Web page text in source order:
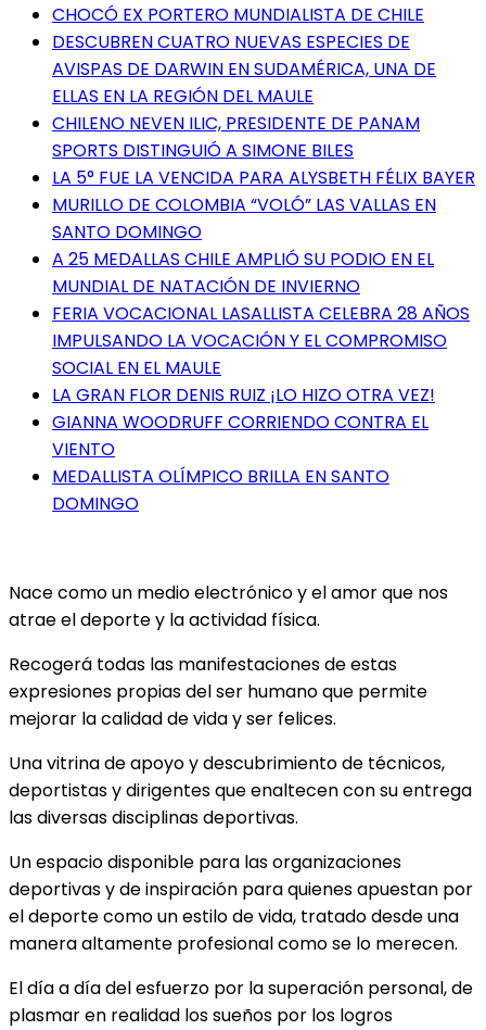
CHOCÓ EX PORTERO MUNDIALISTA DE CHILE
DESCUBREN CUATRO NUEVAS ESPECIES DE
AVISPAS DE DARWIN EN SUDAMÉRICA, UNA DE
ELLAS EN LA REGIÓN DEL MAULE
CHILENO NEVEN ILIC, PRESIDENTE DE PANAM
SPORTS DISTINGUIÓ A SIMONE BILES
LA 5° FUE LA VENCIDA PARA ALYSBETH FÉLIX BAYER
MURILLO DE COLOMBIA “VOLÓ” LAS VALLAS EN
SANTO DOMINGO
A 25 MEDALLAS CHILE AMPLIÓ SU PODIO EN EL
MUNDIAL DE NATACIÓN DE INVIERNO
FERIA VOCACIONAL LASALLISTA CELEBRA 28 AÑOS
IMPULSANDO LA VOCACIÓN Y EL COMPROMISO
SOCIAL EN EL MAULE
LA GRAN FLOR DENIS RUIZ ¡LO HIZO OTRA VEZ!
GIANNA WOODRUFF CORRIENDO CONTRA EL
VIENTO
MEDALLISTA OLÍMPICO BRILLA EN SANTO
DOMINGO
Nace como un medio electrónico y el amor que nos
atrae el deporte y la actividad física.
Recogerá todas las manifestaciones de estas
expresiones propias del ser humano que permite
mejorar la calidad de vida y ser felices.
Una vitrina de apoyo y descubrimiento de técnicos,
deportistas y dirigentes que enaltecen con su entrega
las diversas disciplinas deportivas.
Un espacio disponible para las organizaciones
deportivas y de inspiración para quienes apuestan por
el deporte como un estilo de vida, tratado desde una
manera altamente profesional como se lo merecen.
El día a día del esfuerzo por la superación personal, de
plasmar en realidad los sueños por los logros